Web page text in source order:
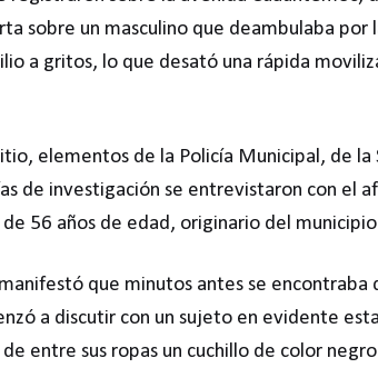
sobre un masculino que deambulaba por
a gritos, lo que desató una rápida
elementos de la Policía Municipal, de la
de investigación se entrevistaron con el
56 años de edad, originario del
que minutos antes se
a discutir con un sujeto en evidente
de entre sus ropas un cuchillo de color